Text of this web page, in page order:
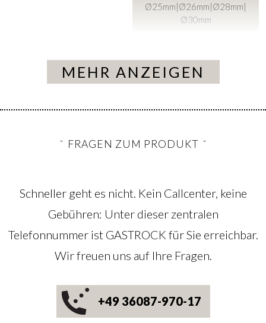
Ø25mm|Ø26mm|Ø28mm|
Ø30mm
MEHR ANZEIGEN
FRAGEN ZUM PRODUKT
Schneller geht es nicht. Kein Callcenter, keine
Gebühren: Unter dieser zentralen
Telefonnummer ist GASTROCK für Sie erreichbar.
Wir freuen uns auf Ihre Fragen.
+49 36087-970-17